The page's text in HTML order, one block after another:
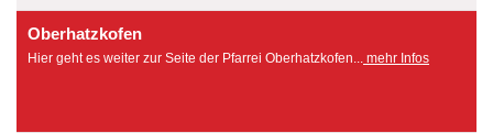
Oberhatzkofen
Hier geht es weiter zur Seite der Pfarrei Oberhatzkofen... mehr Infos